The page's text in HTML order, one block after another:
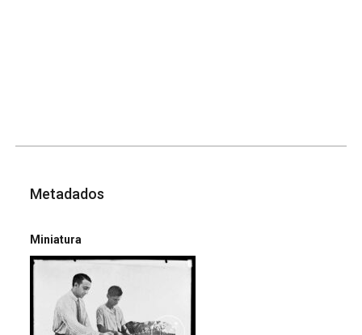
Metadados
Miniatura